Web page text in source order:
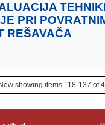
PRI
REŠAVAČA
Now showing items 118-137 of